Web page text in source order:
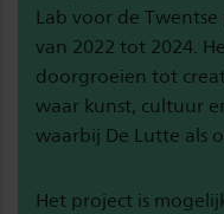
Lab voor de
van 2022 tot 2024.
doorgroeien tot
waar kunst, cultuur
waarbij De Lutte als
Het project is